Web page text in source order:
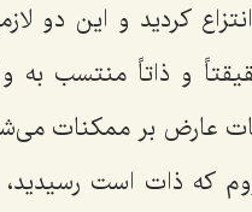
كردید و این دو
و ذاتاً منتسب
عارض بر ممكنات
كه ذات است